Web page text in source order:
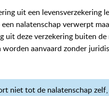
uit een levensverzekering
nalatenschap verwerpt
uit deze verzekering buiten
aanvaard zonder
niet tot de nalatenschap